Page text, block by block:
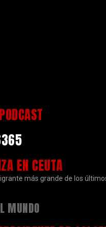
EN CEUTA
más grande de los
MUNDO